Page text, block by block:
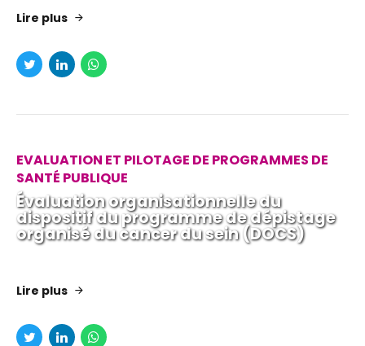
Lire plus
EVALUATION ET PILOTAGE DE PROGRAMMES DE
SANTÉ PUBLIQUE
Évaluation organisationnelle du
dispositif du programme de dépistage
organisé du cancer du sein (DOCS)
Lire plus